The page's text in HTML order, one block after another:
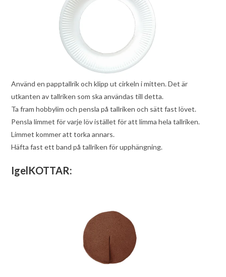
Använd en papptallrik och klipp ut cirkeln i mitten. Det är
utkanten av tallriken som ska användas till detta.
Ta fram hobbylim och pensla på tallriken och sätt fast lövet.
Pensla limmet för varje löv istället för att limma hela tallriken.
Limmet kommer att torka annars.
Häfta fast ett band på tallriken för upphängning.
IgelKOTTAR: